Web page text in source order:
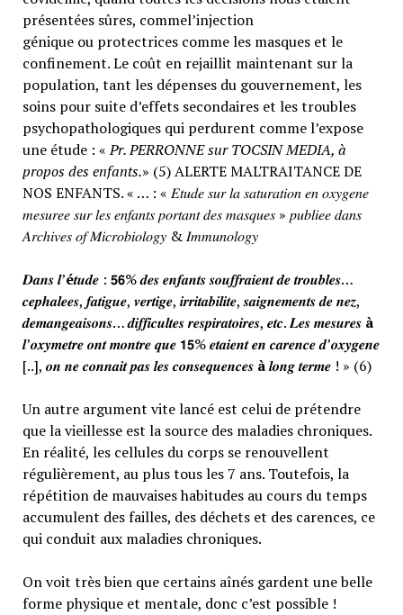
présentées sûres, commel’injection
génique ou protectrices comme les masques et le
confinement. Le coût en rejaillit maintenant sur la
population, tant les dépenses du gouvernement, les
soins pour suite d’effets secondaires et les troubles
psychopathologiques qui perdurent comme l’expose
une étude : «Pr. PERRONNE sur TOCSIN MEDIA, à
propos des enfants.» (5) ALERTE MALTRAITANCE DE
NOS ENFANTS. « … : « 𝐸𝑡𝑢𝑑𝑒 𝑠𝑢𝑟 𝑙𝑎 𝑠𝑎𝑡𝑢𝑟𝑎𝑡𝑖𝑜𝑛 𝑒𝑛 𝑜𝑥𝑦𝑔𝑒𝑛𝑒
𝑚𝑒𝑠𝑢𝑟𝑒𝑒 𝑠𝑢𝑟 𝑙𝑒𝑠 𝑒𝑛𝑓𝑎𝑛𝑡𝑠 𝑝𝑜𝑟𝑡𝑎𝑛𝑡 𝑑𝑒𝑠 𝑚𝑎𝑠𝑞𝑢𝑒𝑠 » 𝑝𝑢𝑏𝑙𝑖𝑒𝑒 𝑑𝑎𝑛𝑠
𝐴𝑟𝑐ℎ𝑖𝑣𝑒𝑠 𝑜𝑓 𝑀𝑖𝑐𝑟𝑜𝑏𝑖𝑜𝑙𝑜𝑔𝑦 & 𝐼𝑚𝑚𝑢𝑛𝑜𝑙𝑜𝑔𝑦
𝑫𝒂𝒏𝒔 𝒍’é𝒕𝒖𝒅𝒆 : 𝟱𝟲% 𝒅𝒆𝒔 𝒆𝒏𝒇𝒂𝒏𝒕𝒔 𝒔𝒐𝒖𝒇𝒇𝒓𝒂𝒊𝒆𝒏𝒕 𝒅𝒆 𝒕𝒓𝒐𝒖𝒃𝒍𝒆𝒔…
𝒄𝒆𝒑𝒉𝒂𝒍𝒆𝒆𝒔, 𝒇𝒂𝒕𝒊𝒈𝒖𝒆, 𝒗𝒆𝒓𝒕𝒊𝒈𝒆, 𝒊𝒓𝒓𝒊𝒕𝒂𝒃𝒊𝒍𝒊𝒕𝒆, 𝒔𝒂𝒊𝒈𝒏𝒆𝒎𝒆𝒏𝒕𝒔 𝒅𝒆 𝒏𝒆𝒛,
𝒅𝒆𝒎𝒂𝒏𝒈𝒆𝒂𝒊𝒔𝒐𝒏𝒔… 𝒅𝒊𝒇𝒇𝒊𝒄𝒖𝒍𝒕𝒆𝒔 𝒓𝒆𝒔𝒑𝒊𝒓𝒂𝒕𝒐𝒊𝒓𝒆𝒔, 𝒆𝒕𝒄. 𝑳𝒆𝒔 𝒎𝒆𝒔𝒖𝒓𝒆𝒔 à
𝒍’𝒐𝒙𝒚𝒎𝒆𝒕𝒓𝒆 𝒐𝒏𝒕 𝒎𝒐𝒏𝒕𝒓𝒆 𝒒𝒖𝒆 𝟭𝟱% 𝒆𝒕𝒂𝒊𝒆𝒏𝒕 𝒆𝒏 𝒄𝒂𝒓𝒆𝒏𝒄𝒆 𝒅’𝒐𝒙𝒚𝒈𝒆𝒏𝒆
[..], 𝒐𝒏 𝒏𝒆 𝒄𝒐𝒏𝒏𝒂𝒊𝒕 𝒑𝒂𝒔 𝒍𝒆𝒔 𝒄𝒐𝒏𝒔𝒆𝒒𝒖𝒆𝒏𝒄𝒆𝒔 à𝒍𝒐𝒏𝒈 𝒕𝒆𝒓𝒎𝒆 ! » (6)
Un autre argument vite lancé est celui de prétendre
que la vieillesse est la source des maladies chroniques.
En réalité, les cellules du corps se renouvellent
régulièrement, au plus tous les 7 ans. Toutefois, la
répétition de mauvaises habitudes au cours du temps
accumulent des failles, des déchets et des carences, ce
qui conduit aux maladies chroniques.
On voit très bien que certains aînés gardent une belle
forme physique et mentale, donc c’est possible !